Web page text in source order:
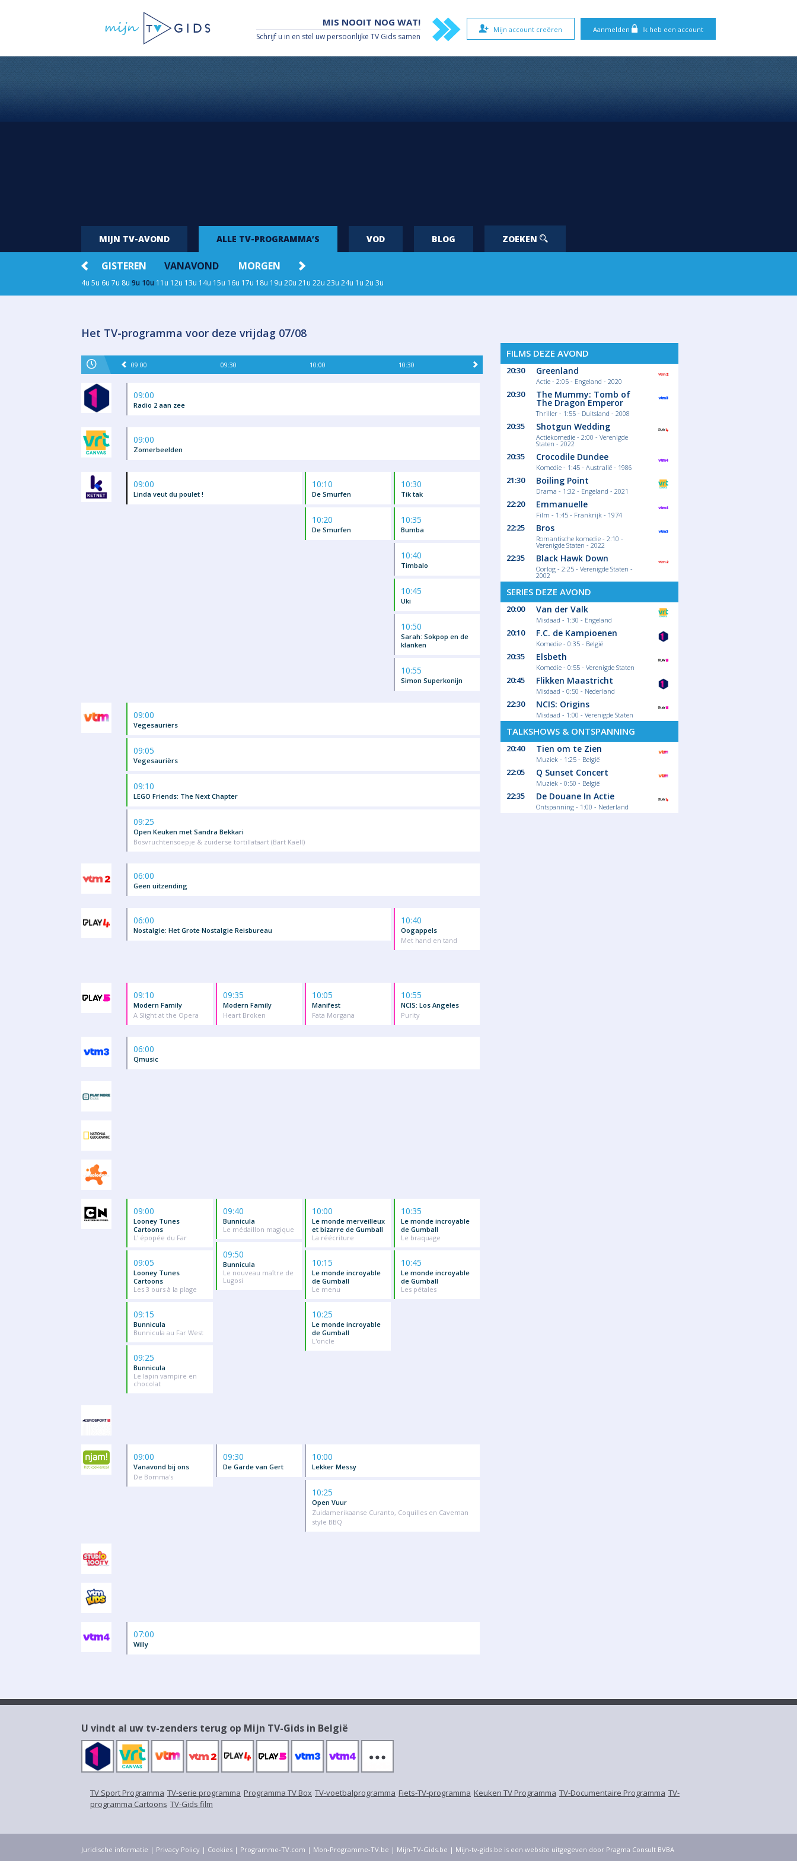
Aanmelden Ik heb een account
Mijn account creëren
MIS NOOIT NOG WAT!
Schrijf u in en stel uw persoonlijke TV Gids samen
MIJN TV-AVOND ALLE TV-PROGRAMMA’S VOD BLOG ZOEKEN
GISTEREN VANAVOND MORGEN
4u 5u 6u 7u 8u 9u 10u 11u 12u 13u 14u 15u 16u 17u 18u 19u 20u 21u 22u 23u 24u 1u 2u 3u
Het TV-programma voor deze vrijdag 07/08
09:00 09:30 10:00 10:30
09:00
Radio 2 aan zee
09:00
Zomerbeelden
09:00
Linda veut du poulet !
10:10
De Smurfen
10:20
De Smurfen
10:30
Tik tak
10:35
Bumba
10:40
Timbalo
10:45
Uki
10:50
Sarah: Sokpop en de
klanken
10:55
Simon Superkonijn
09:00
Vegesauriërs
09:05
Vegesauriërs
09:10
LEGO Friends: The Next Chapter
09:25
Open Keuken met Sandra Bekkari
Bosvruchtensoepje & zuiderse tortillataart (Bart Kaëll)
06:00
Geen uitzending
06:00
Nostalgie: Het Grote Nostalgie Reisbureau
10:40
Oogappels
Met hand en tand
09:10
Modern Family
A Slight at the Opera
09:35
Modern Family
Heart Broken
10:05
Manifest
Fata Morgana
10:55
NCIS: Los Angeles
Purity
06:00
Qmusic
09:00
Looney Tunes
Cartoons
L' épopée du Far
09:05
Looney Tunes
Cartoons
Les 3 ours à la plage
09:15
Bunnicula
Bunnicula au Far West
09:25
Bunnicula
Le lapin vampire en
chocolat
09:40
Bunnicula
Le médaillon magique
09:50
Bunnicula
Le nouveau maître de
Lugosi
10:00
Le monde merveilleux
et bizarre de Gumball
La réécriture
10:15
Le monde incroyable
de Gumball
Le menu
10:25
Le monde incroyable
de Gumball
L'oncle
10:35
Le monde incroyable
de Gumball
Le braquage
10:45
Le monde incroyable
de Gumball
Les pétales
09:00
Vanavond bij ons
De Bomma's
09:30
De Garde van Gert
10:00
Lekker Messy
10:25
Open Vuur
Zuidamerikaanse Curanto, Coquilles en Caveman
style BBQ
07:00
Willy
FILMS DEZE AVOND
20:30 Greenland
Actie - 2:05 - Engeland - 2020
20:30 The Mummy: Tomb of
The Dragon Emperor
Thriller - 1:55 - Duitsland - 2008
20:35 Shotgun Wedding
Actiekomedie - 2:00 - Verenigde
Staten - 2022
20:35 Crocodile Dundee
Komedie - 1:45 - Australië - 1986
21:30 Boiling Point
Drama - 1:32 - Engeland - 2021
22:20 Emmanuelle
Film - 1:45 - Frankrijk - 1974
22:25 Bros
Romantische komedie - 2:10 -
Verenigde Staten - 2022
22:35 Black Hawk Down
Oorlog - 2:25 - Verenigde Staten -
2002
SERIES DEZE AVOND
20:00 Van der Valk
Misdaad - 1:30 - Engeland
20:10 F.C. de Kampioenen
Komedie - 0:35 - België
20:35 Elsbeth
Komedie - 0:55 - Verenigde Staten
20:45 Flikken Maastricht
Misdaad - 0:50 - Nederland
22:30 NCIS: Origins
Misdaad - 1:00 - Verenigde Staten
TALKSHOWS & ONTSPANNING
20:40 Tien om te Zien
Muziek - 1:25 - België
22:05 Q Sunset Concert
Muziek - 0:50 - België
22:35 De Douane In Actie
Ontspanning - 1:00 - Nederland
U vindt al uw tv-zenders terug op Mijn TV-Gids in België
TV Sport Programma TV-serie programma Programma TV Box TV-voetbalprogramma Fiets-TV-programma Keuken TV Programma TV-Documentaire Programma TV-
programma Cartoons TV-Gids film
Juridische informatie | Privacy Policy | Cookies | Programme-TV.com | Mon-Programme-TV.be | Mijn-TV-Gids.be | Mijn-tv-gids.be is een website uitgegeven door Pragma Consult BVBA